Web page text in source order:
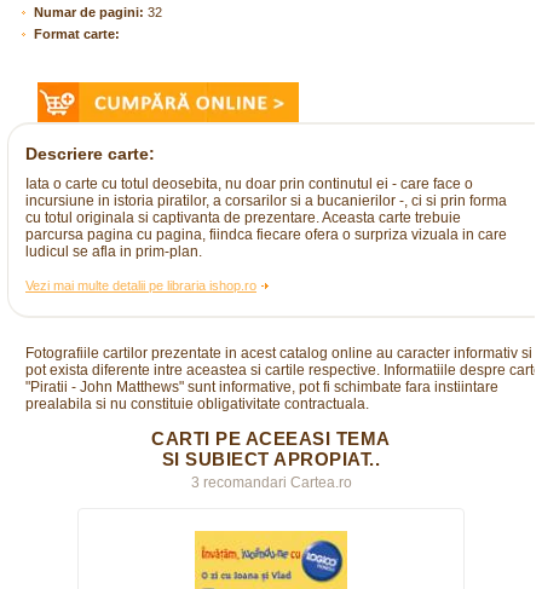
Numar de pagini: 32
Format carte:
Descriere carte:
Iata o carte cu totul deosebita, nu doar prin continutul ei - care face o
incursiune in istoria piratilor, a corsarilor si a bucanierilor -, ci si prin forma
cu totul originala si captivanta de prezentare. Aceasta carte trebuie
parcursa pagina cu pagina, fiindca fiecare ofera o surpriza vizuala in care
ludicul se afla in prim-plan.
Vezi mai multe detalii pe libraria ishop.ro
Fotografiile cartilor prezentate in acest catalog online au caracter informativ si
pot exista diferente intre aceastea si cartile respective. Informatiile despre
"Piratii - John Matthews" sunt informative, pot fi schimbate fara instiintare
prealabila si nu constituie obligativitate contractuala.
CARTI PE ACEEASI TEMA
SI SUBIECT APROPIAT..
3 recomandari Cartea.ro